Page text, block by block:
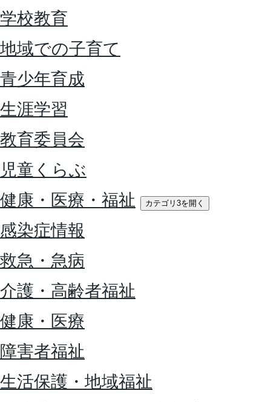
学校教育
地域での子育て
青少年育成
生涯学習
教育委員会
児童くらぶ
健康・医療・福祉
カテゴリ3を開く
感染症情報
救急・急病
介護・高齢者福祉
健康・医療
障害者福祉
生活保護・地域福祉